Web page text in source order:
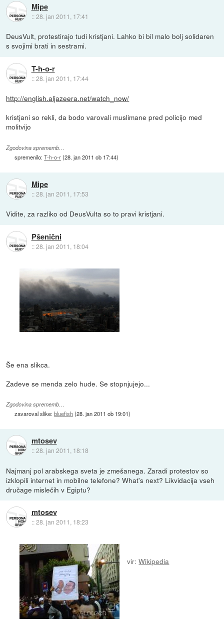
Mipe
::28. jan 2011, 17:41
DeusVult, protestirajo tudi kristjani. Lahko bi bil malo bolj solidaren
s svojimi brati in sestrami.
T-h-o-r
::28. jan 2011, 17:44
http://english.aljazeera.net/watch_now/
kristjani so rekli, da bodo varovali muslimane pred policijo med
molitvijo
Zgodovina sprememb…
spremenilo:T-h-o-r(28. jan 2011 ob 17:44)
Mipe
::28. jan 2011, 17:53
Vidite, za razliko od DeusVulta so to pravi kristjani.
Pšenični
::28. jan 2011, 18:04
Še ena slikca.
Zadeve se menda zelo hude. Se stopnjujejo...
Zgodovina sprememb…
zavaroval slike:bluefish(28. jan 2011 ob 19:01)
mtosev
::28. jan 2011, 18:18
Najmanj pol arabskega sveta je zmešanega. Zaradi protestov so
izklopili internet in mobilne telefone? What's next? Likvidacija vseh
dručage mislečih v Egiptu?
mtosev
::28. jan 2011, 18:23
vir:Wikipedia